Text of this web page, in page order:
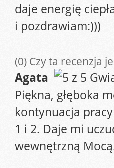
daje energię
i pozdrawiam:)))
(0) Czy ta recenzja
Agata
Piękna, głęboka
kontynuacja
1 i 2. Daje mi
wewnętrzną